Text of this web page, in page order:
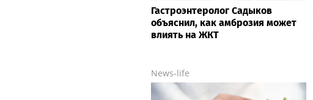
Гастроэнтеролог Садыков
объяснил, как амброзия может
влиять на ЖКТ
News-life